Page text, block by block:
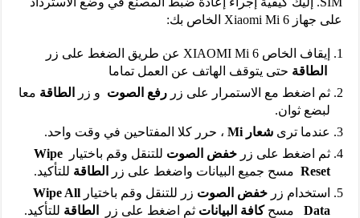
على جهاز Xiaomi Mi 6 الخاص بك:
إيقاف الخاص XIAOMI Mi 6 عن طريق الضغط على زر
الطاقةحتى يتوقف الهاتف عن العمل تماما
ثم اضغط مع الاستمرار على زر رفع الصوت و زر الطاقة معا
لبضع ثوان.
عندما ترى شعار Mi
، حرر كلا المفتاحين في وقت واحد.
ثم اضغط على زر خفض الصوتللتنقل وقم باختيار
Wipe
Reset
مسح جميع البيانات واضغط على زر الطاقة للتأكيد.
استخدام زر خفض الصوت زر للتنقل وقم باختيار Wipe All
Dataمسح كافة البياناتثم اضغط على زر الطاقة للتأكيد.